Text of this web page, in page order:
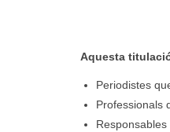
Aquesta
Periodistes
Professionals